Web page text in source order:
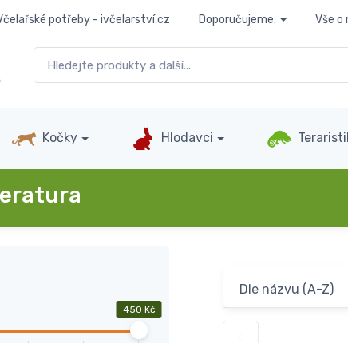
potřeby - ivčelarství.cz Doporučujeme: Vše o
Kočky Hlodavci
450 Kč
Dle názvu (A-Z)